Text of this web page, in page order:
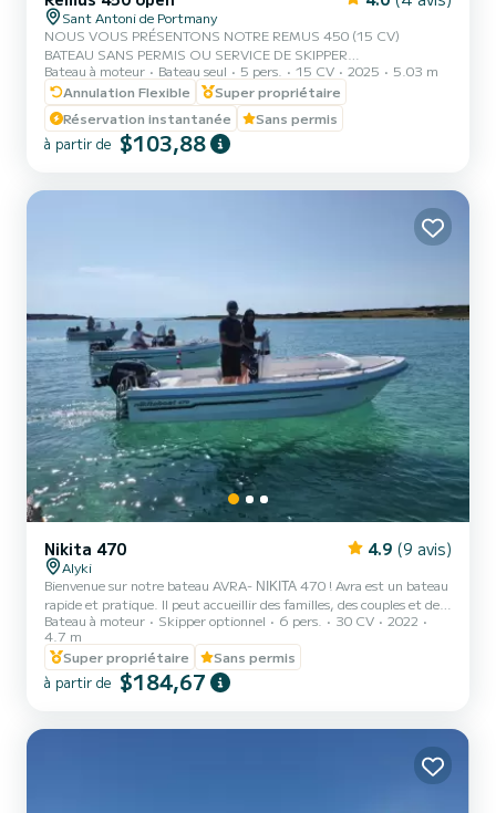
Sant Antoni de Portmany
NOUS VOUS PRÉSENTONS NOTRE REMUS 450 (15 CV)
BATEAU SANS PERMIS OU SERVICE DE SKIPPER
SUPPLÉMENTAIRE, AVEC UNE CAPACITÉ DE 5 PERSONNES,
NOUS INCLUT DANS VOTRE LOCATION GRATUITEMENT DU
PADDLE SURF ET DES MASQUES DE SNORKEL, AVEC CE
BATEAU VOUS VIVREZ UNE EXPÉRIENCE INOUBLIABLE SUR
L'ÎLE D'IBIZA️. **PROMOTION COUPLES, DEMANDEZ VOTRE
Bateau à moteur Bateau seul 5 pers. 15 CV 2025
5.03 m
Annulation Flexible
Super propriétaire
Réservation instantanée
Sans permis
à partir de $103,88
Nikita 470 4.9 (9 avis)
Alyki
Bienvenue sur notre bateau AVRA- ΝΙΚΙΤΑ 470 ! Avra est un bateau
rapide et pratique. Il peut accueillir des familles, des couples et des
amis. Vous avez la possibilité de voir toutes les belles et cachées
plages autour de Paros. Nous sommes impatients de vous accueillir
sur notre bateau !
Bateau à moteur Skipper optionnel 6 pers. 30 CV
2022
4.7 m
Super propriétaire
Sans permis
à partir de $184,67